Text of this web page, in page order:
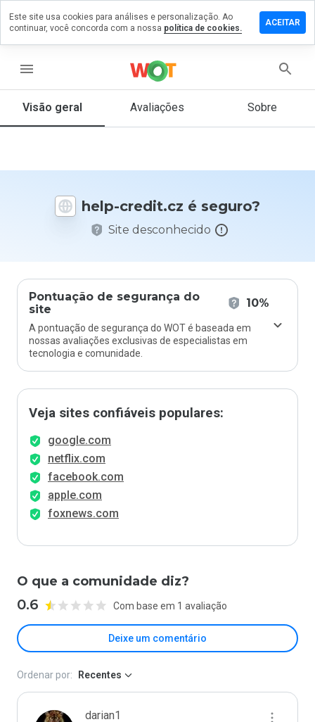
menu
Visão geral Avaliações Sobre
help-credit.cz é seguro?
Site desconhecido
Pontuação de segurança do
site
10%
A pontuação de segurança do WOT é baseada em
nossas avaliações exclusivas de especialistas em
tecnologia e comunidade.
Veja sites confiáveis populares:
google.com
netflix.com
facebook.com
apple.com
foxnews.com
O que a comunidade diz?
0.6 Com base em 1 avaliação
Deixe um comentário
um
help-
que
Ordenar por: Recentes
darian1
Este site usa cookies para análises e personalização. Ao
continuar, você concorda com a nossa política de cookies.
ACEITAR